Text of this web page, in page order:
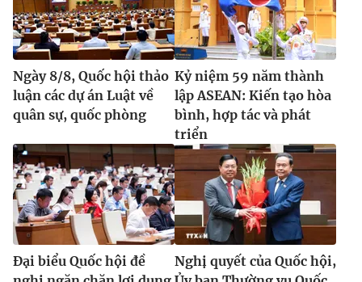
Ngày 8/8, Quốc hội thảo
luận các dự án Luật về
quân sự, quốc phòng
Kỷ niệm 59 năm thành
lập ASEAN: Kiến tạo hòa
bình, hợp tác và phát
triển
Đại biểu Quốc hội đề
Nghị quyết của Quốc hội,